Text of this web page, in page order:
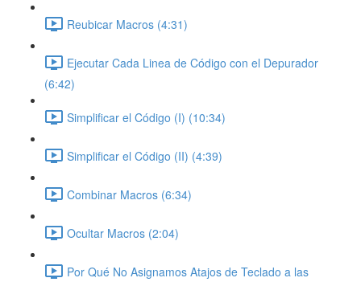
Reubicar Macros (4:31)
Ejecutar Cada Linea de Código con el Depurador
(6:42)
Simplificar el Código (I) (10:34)
Simplificar el Código (II) (4:39)
Combinar Macros (6:34)
Ocultar Macros (2:04)
Por Qué No Asignamos Atajos de Teclado a las